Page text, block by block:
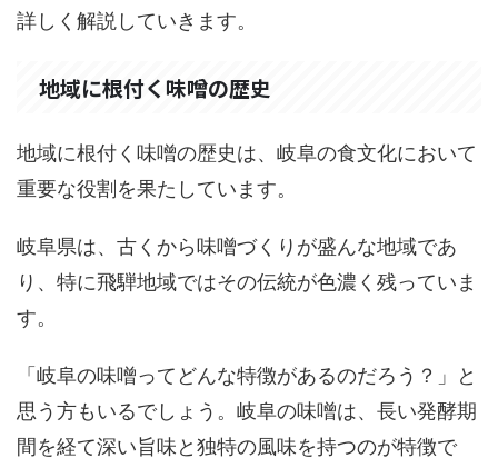
詳しく解説していきます。
地域に根付く味噌の歴史
地域に根付く味噌の歴史は、岐阜の食文化において
重要な役割を果たしています。
岐阜県は、古くから味噌づくりが盛んな地域であ
り、特に飛騨地域ではその伝統が色濃く残っていま
す。
「岐阜の味噌ってどんな特徴があるのだろう？」と
思う方もいるでしょう。岐阜の味噌は、長い発酵期
間を経て深い旨味と独特の風味を持つのが特徴で